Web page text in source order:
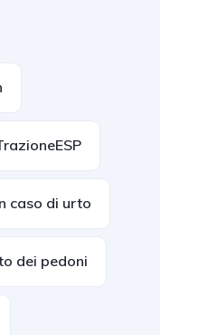
caso di urto
dei pedoni